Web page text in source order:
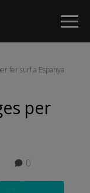
fer surf a Espanya
per
0